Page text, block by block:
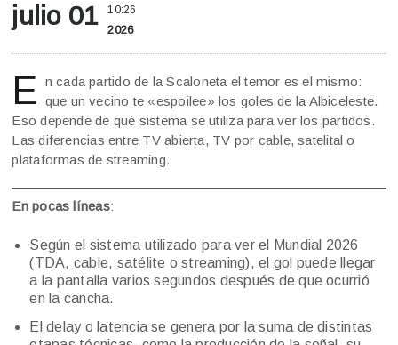
julio 01 10:26
2026
E n cada partido de la Scaloneta el temor es el mismo:
que un vecino te «espoilee» los goles de la Albiceleste.
Eso depende de qué sistema se utiliza para ver los partidos.
Las diferencias entre TV abierta, TV por cable, satelital o
plataformas de streaming.
En pocas líneas:
Según el sistema utilizado para ver el Mundial 2026
(TDA, cable, satélite o streaming), el gol puede llegar
a la pantalla varios segundos después de que ocurrió
en la cancha.
El delay o latencia se genera por la suma de distintas